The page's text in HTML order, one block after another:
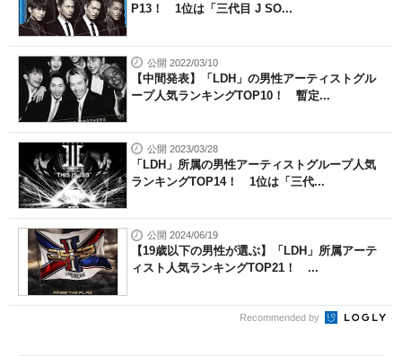
P13！ 1位は「三代目 J SO...
公開 2022/03/10
【中間発表】「LDH」の男性アーティストグル
ープ人気ランキングTOP10！ 暫定...
公開 2023/03/28
「LDH」所属の男性アーティストグループ人気
ランキングTOP14！ 1位は「三代...
公開 2024/06/19
【19歳以下の男性が選ぶ】「LDH」所属アーテ
ィスト人気ランキングTOP21！ ...
Recommended by